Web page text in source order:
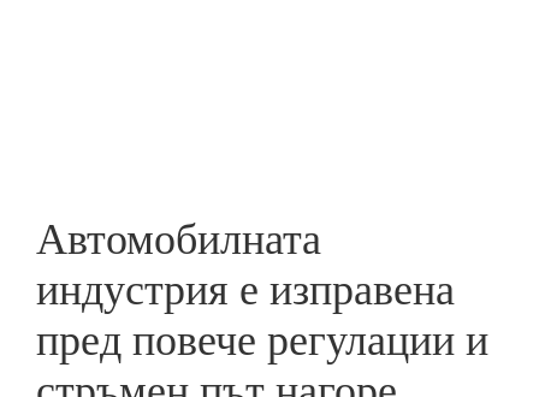
Aвтомобилната
индустрия е изправена
пред повече регулации и